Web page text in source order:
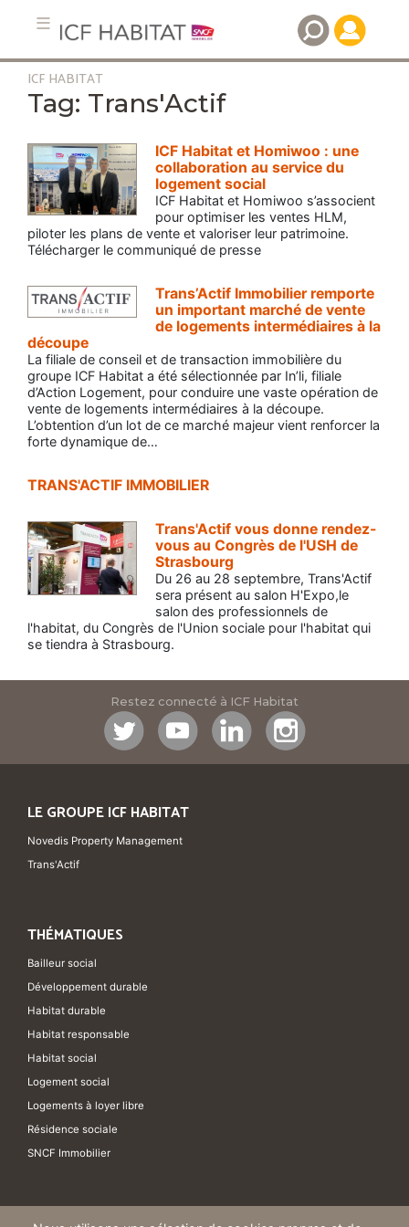
Aller
principal
ICF HABITAT
Trans'Actif
ICF Habitat et Homiwoo : une
collaboration au service du
logement social
ICF Habitat et Homiwoo s’associent
pour optimiser les ventes HLM,
piloter les plans de vente et valoriser leur patrimoine.
Télécharger le communiqué de presse
Trans’Actif Immobilier remporte
un important marché de vente
de logements intermédiaires à la
découpe
La filiale de conseil et de transaction immobilière du
groupe ICF Habitat a été sélectionnée par In’li, filiale
d’Action Logement, pour conduire une vaste opération de
vente de logements intermédiaires à la découpe.
L’obtention d’un lot de ce marché majeur vient renforcer la
forte dynamique de…
TRANS'ACTIF IMMOBILIER
Trans'Actif vous donne rendez-
vous au Congrès de l'USH de
Strasbourg
Du 26 au 28 septembre, Trans'Actif
sera présent au salon H'Expo,le
salon des professionnels de
l'habitat, du Congrès de l'Union sociale pour l'habitat qui
se tiendra à Strasbourg.
Restez connecté à ICF Habitat
LE GROUPE ICF HABITAT
Novedis Property Management
Trans'Actif
THÉMATIQUES
Bailleur social
Développement durable
Habitat durable
Habitat responsable
Habitat social
Logement social
Logements à loyer libre
Résidence sociale
SNCF Immobilier